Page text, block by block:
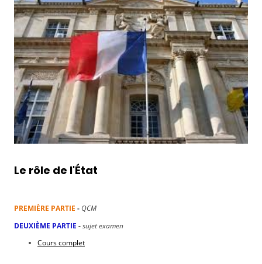
Le rôle de l'État
PREMIÈRE PARTIE - QCM
DEUXIÈME PARTIE -sujet examen
Cours complet